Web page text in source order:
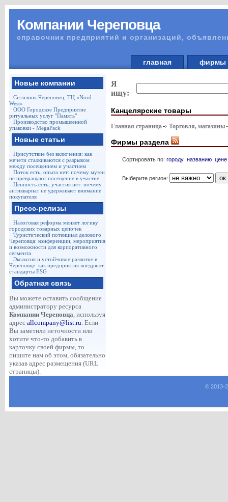
Компании Череповца
справочник предприятий и организаций,
главная
Новые компании
Ситилинк Череповец, ТЦ «Nord-
West»
ООО Городское Предприятие
ритуальных услуг "Память"
Производство промышленной
упаковки - MegaPack
Новые статьи
Присутствие без включения: как
мечети сталкиваются с разрывом
между посещением и участием
Поток есть, опыта нет: почему музеи
не превращают посещение в участие
Ценность есть, участия нет: почему
антиквариат не удерживает внимание
покупателя
Пресс-релизы
Налоговая реформа меняет логику
городских товарных цепочек
Туристический потенциал делового
Череповца: конференции, мероприятия
и возможности для корпоративного
сегмента
Экология и устойчивое развитие в
Череповце: как предприятия внедряют
стандарты ESG
Обратная связь
Вы можете оставить сообщение
администратору ресурса
Компании Череповца, используя
адрес allcompany@list.ru. Если
Вы заметили неточности или
хотите что-то добавить в
карточку своей фирмы, то
пишите нам об этом, обязательно
указав адрес размещения (URL
страницы).
Я
ищу:
Канцелярские товары
Главная страница Торговля, магазины
Фирмы раздела
Сортировать по: городу названию цене
Выберите регион:
© 2013-